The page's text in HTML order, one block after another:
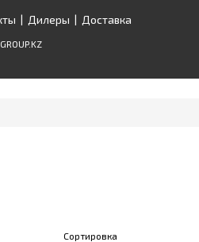
| Дилеры | Доставка
Сортировка